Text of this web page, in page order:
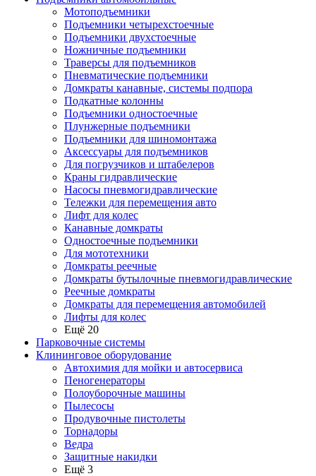
Мотоподъемники
Подъемники четырехстоечные
Подъемники двухстоечные
Ножничные подъемники
Траверсы для подъемников
Пневматические подъемники
Домкраты канавные, системы подпора
Подкатные колонны
Подъемники одностоечные
Плунжерные подъемники
Подъемники для шиномонтажа
Аксессуары для подъемников
Для погрузчиков и штабелеров
Краны гидравлические
Насосы пневмогидравлические
Тележки для перемещения авто
Лифт для колес
Канавные домкраты
Одностоечные подъемники
Для мототехники
Домкраты реечные
Домкраты бутылочные пневмогидравлические
Реечные домкраты
Домкраты для перемещения автомобилей
Лифты для колес
Ещё 20
Парковочные системы
Клининговое оборудование
Автохимия для мойки и автосервиса
Пеногенераторы
Полоуборочные машины
Пылесосы
Продувочные пистолеты
Торнадоры
Ведра
Защитные накидки
Ещё 3